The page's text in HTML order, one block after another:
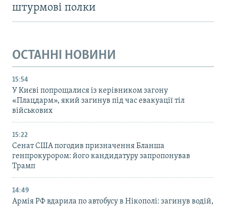
штурмові полки
ОСТАННІ НОВИНИ
15:54
У Києві попрощалися із керівником загону
«Плацдарм», який загинув під час евакуації тіл
військових
15:22
Сенат США погодив призначення Бланша
генпрокурором: його кандидатуру запропонував
Трамп
14:49
Армія РФ вдарила по автобусу в Нікополі: загинув водій,